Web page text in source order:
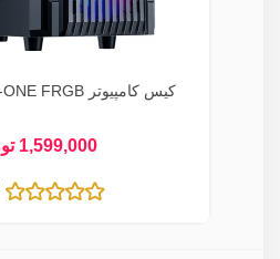
کیس کامپیوتر GAMEMAX GM-ONE FRGB
1,599,000 تومان